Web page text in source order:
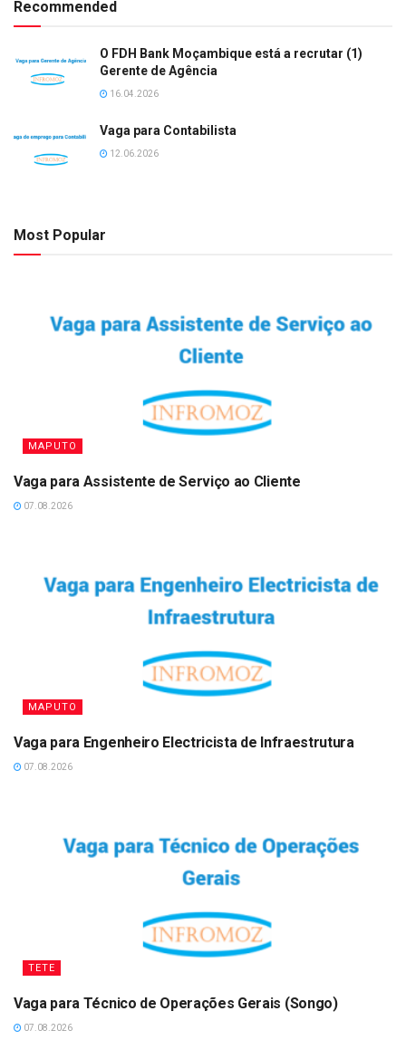
Recommended
O FDH Bank Moçambique está a recrutar (1)
Gerente de Agência
16.04.2026
Vaga para Contabilista
12.06.2026
Most Popular
MAPUTO
Vaga para Assistente de Serviço ao Cliente
07.08.2026
MAPUTO
Vaga para Engenheiro Electricista de Infraestrutura
07.08.2026
TETE
Vaga para Técnico de Operações Gerais (Songo)
07.08.2026